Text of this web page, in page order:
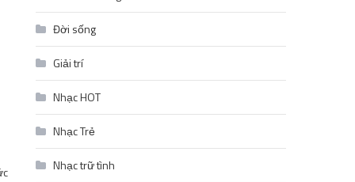
Đời sống
Giải trí
Nhạc HOT
Nhạc Trẻ
Nhạc trữ tình